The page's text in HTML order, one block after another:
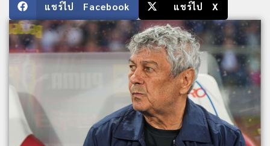
แชร์ไป Facebook แชร์ไป X